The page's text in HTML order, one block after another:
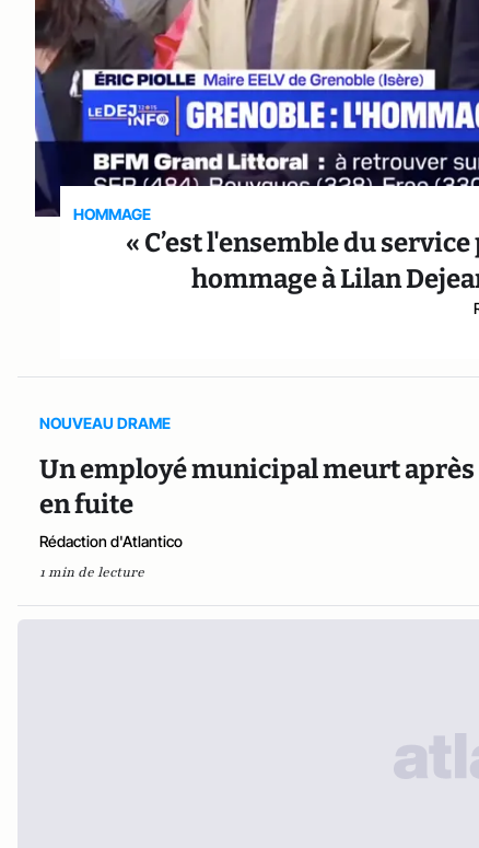
HOMMAGE
« C’est l'ensemble du
hommage à Lilan
NOUVEAU DRAME
Un employé municipal meurt
en fuite
Rédaction d'Atlantico
1 min de lecture